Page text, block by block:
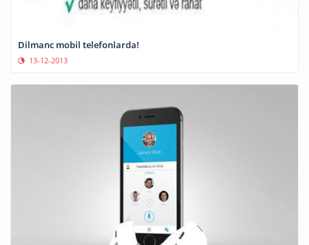
Dilmanc mobil telefonlarda!
13-12-2013